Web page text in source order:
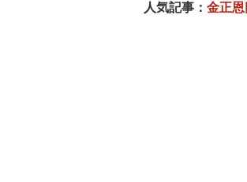
人気記事： 金正